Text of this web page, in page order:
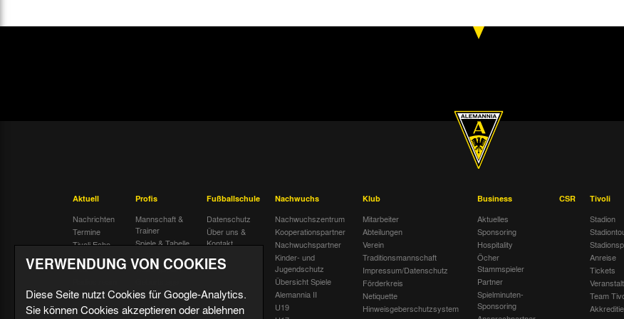
So. 20.05.2001
VERWENDUNG VON COOKIES
Diese Seite nutzt Cookies für Google-Analytics.
Sie können Cookies akzeptieren oder ablehnen